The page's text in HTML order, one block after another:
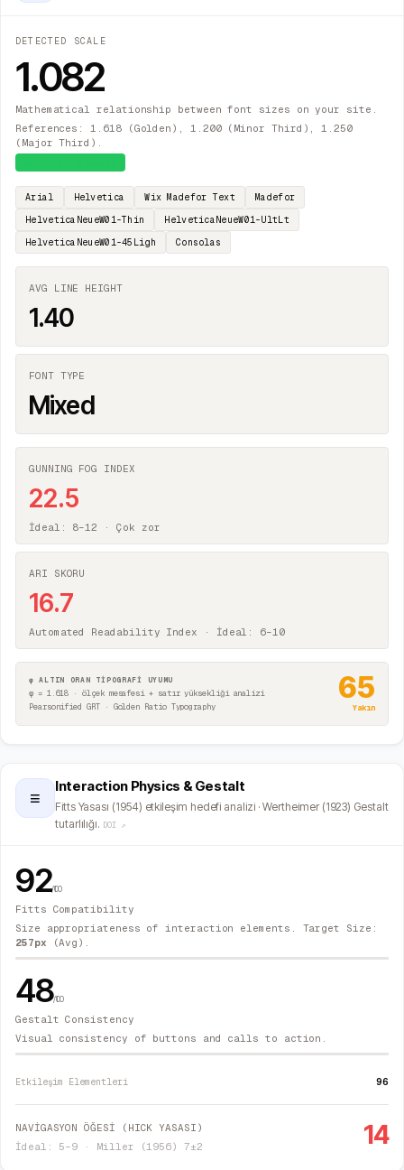
DETECTED SCALE
1.082
Mathematical relationship between font sizes on your site.
References: 1.618 (Golden), 1.200 (Minor Third), 1.250
(Major Third).
Arial Helvetica Wix Madefor Text
Madefor
HelveticaNeueW01-Thin
HelveticaNeueW01-UltLt
HelveticaNeueW01-45Ligh
Consolas
AVG LINE HEIGHT
1.40
FONT TYPE
Mixed
GUNNING FOG INDEX
22.5
İdeal: 8–12 · Çok zor
ARI SKORU
16.7
Automated Readability Index · İdeal: 6–10
φ ALTIN ORAN TİPOGRAFİ UYUMU
φ = 1.618 · ölçek mesafesi + satır yüksekliği analizi
Pearsonified GRT · Golden Ratio Typography
65
Yakın
≡
Interaction Physics & Gestalt
Fitts Yasası (1954) etkileşim hedefi analizi · Wertheimer (1923) Gestalt
tutarlılığı. DOI ↗
92/100
Fitts Compatibility
Size appropriateness of interaction elements. Target Size:
257px (Avg).
48/100
Gestalt Consistency
Visual consistency of buttons and calls to action.
Etkileşim Elementleri 96
NAVİGASYON ÖĞESİ (HICK YASASI)
İdeal: 5–9 · Miller (1956) 7±2
14